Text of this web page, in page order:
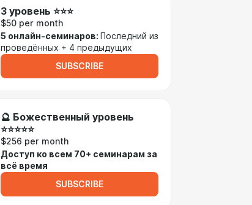
3 уровень ⭐⭐⭐
$50 per month
5 онлайн-семинаров: Последний из
проведённых + 4 предыдущих
SUBSCRIBE
🔮 Божественный уровень
⭐⭐⭐⭐⭐
$256 per month
Доступ ко всем 70+ семинарам за
всё время
SUBSCRIBE